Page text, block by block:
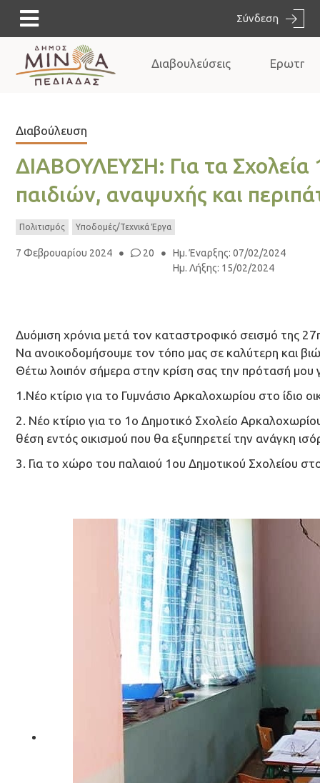
Σύνδεση
Διαβουλεύσεις
Διαβούλευση
ΔΙΑΒΟΥΛΕΥΣΗ: Για τα Σχολεία
παιδιών, αναψυχής και
Πολιτισμός Υποδομές/Τεχνικά Έργα
7 Φεβρουαρίου 2024 20 Ημ. Έναρξης:07/02/2024
Ημ. Λήξης: 15/02/2024
Δυόμιση χρόνια μετά τον καταστροφικό σεισμό της
Να ανοικοδομήσουμε τον τόπο μας σε καλύτερη και
Θέτω λοιπόν σήμερα στην κρίση σας την πρότασή μου
1.Νέο κτίριο για το Γυμνάσιο Αρκαλοχωρίου στο ίδιο
2. Νέο κτίριο για το 1ο Δημοτικό Σχολείο
θέση εντός οικισμού που θα εξυπηρετεί την ανάγκη
3. Για το χώρο του παλαιού 1ου Δημοτικού Σχολείου